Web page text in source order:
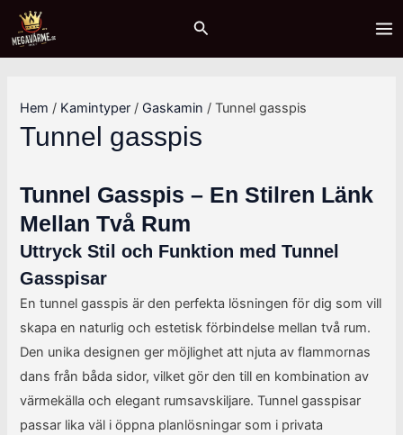
Hoppa
innehåll
Sök
Sök
M
i
r
r
Hem / Kamintyper / Gaskamin / Tunnel gasspis
Tunnel gasspis
Tunnel Gasspis – En Stilren Länk
Mellan Två Rum
Uttryck Stil och Funktion med Tunnel
Gasspisar
En tunnel gasspis är den perfekta lösningen för dig som vill
skapa en naturlig och estetisk förbindelse mellan två rum.
Den unika designen ger möjlighet att njuta av flammornas
dans från båda sidor, vilket gör den till en kombination av
värmekälla och elegant rumsavskiljare. Tunnel gasspisar
passar lika väl i öppna planlösningar som i privata